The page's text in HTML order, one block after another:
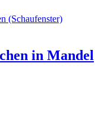
(Schaufenster)
in Mandel